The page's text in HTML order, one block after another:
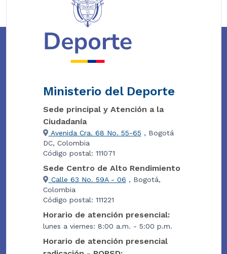
Ministerio del Deporte
Sede principal y Atención a la
Ciudadanía
Avenida Cra. 68 No. 55-65 , Bogotá
DC, Colombia
Código postal: 111071
Sede Centro de Alto Rendimiento
Calle 63 No. 59A - 06 , Bogotá,
Colombia
Código postal: 111221
Horario de atención presencial:
lunes a viernes: 8:00 a.m. - 5:00 p.m.
Horario de atención presencial